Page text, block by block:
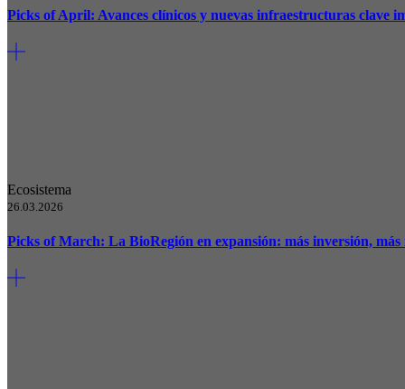
Picks of April: Avances clínicos y nuevas infraestructuras clave
Ecosistema
26.03.2026
Picks of March: La BioRegión en expansión: más inversión,